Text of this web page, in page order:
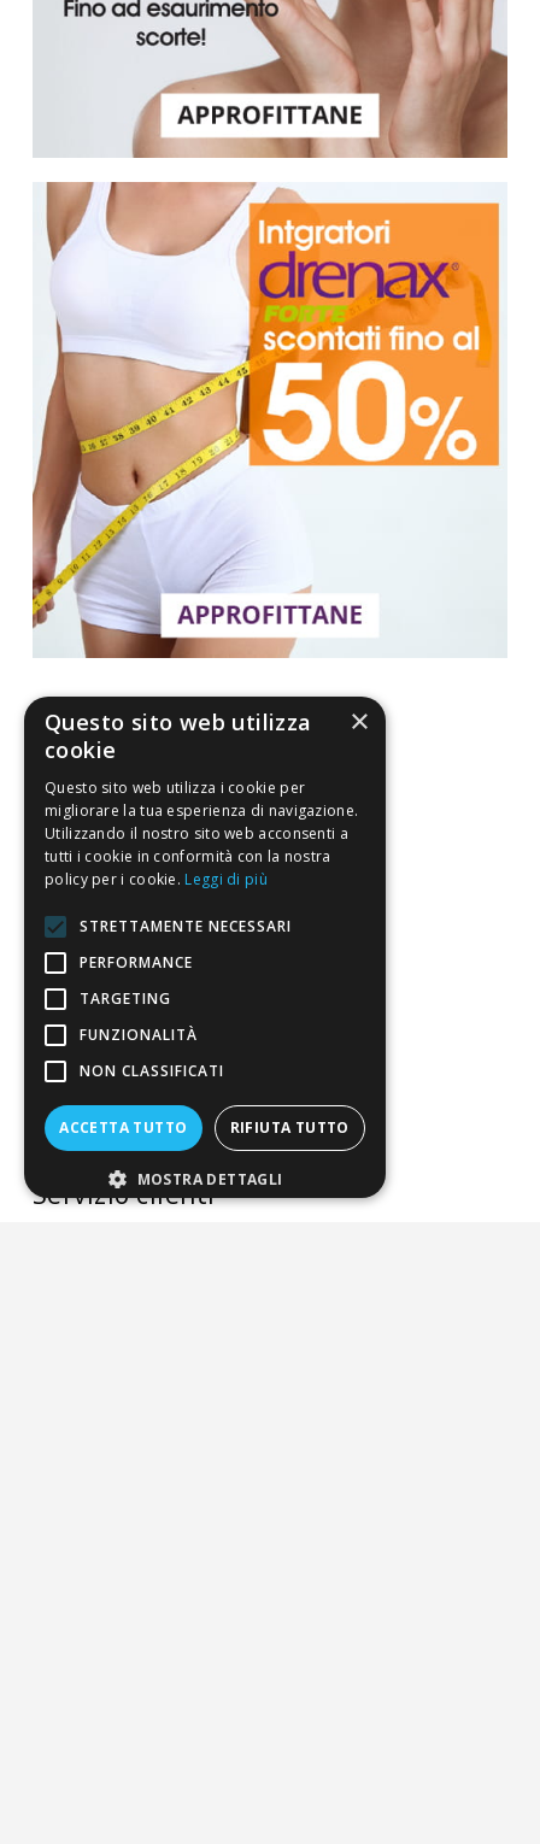
La nostra convenienza
Il risparmio che fa ambiente
Il nostro manifesto
Perché fidarti
Vendi con noi
Chi siamo
Sostegno e riconoscimenti
Servizio clienti
×
Questo sito web utilizza
cookie
Questo sito web utilizza i cookie per
migliorare la tua esperienza di navigazione.
Utilizzando il nostro sito web acconsenti a
tutti i cookie in conformità con la nostra
policy per i cookie. Leggi di più
STRETTAMENTE NECESSARI
PERFORMANCE
TARGETING
FUNZIONALITÀ
NON CLASSIFICATI
ACCETTA TUTTO RIFIUTA TUTTO
MOSTRA DETTAGLI